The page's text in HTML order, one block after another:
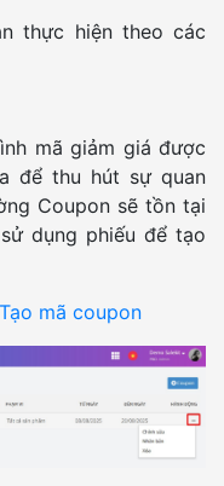
thực hiện theo các
mã giảm giá được
để thu hút sự quan
Coupon sẽ tồn tại
dụng phiếu để tạo
Tạo mã coupon